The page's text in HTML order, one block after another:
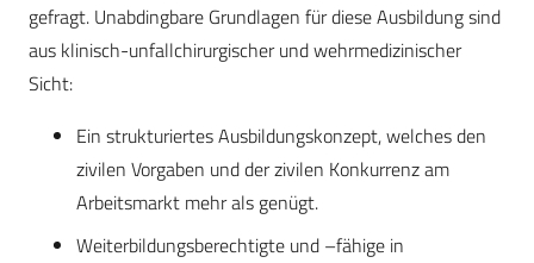
gefragt. Unabdingbare Grundlagen für diese Ausbildung sind
aus klinisch-unfallchirurgischer und wehrmedizinischer
Sicht:
Ein strukturiertes Ausbildungskonzept, welches den
zivilen Vorgaben und der zivilen Konkurrenz am
Arbeitsmarkt mehr als genügt.
Weiterbildungsberechtigte und –fähige in